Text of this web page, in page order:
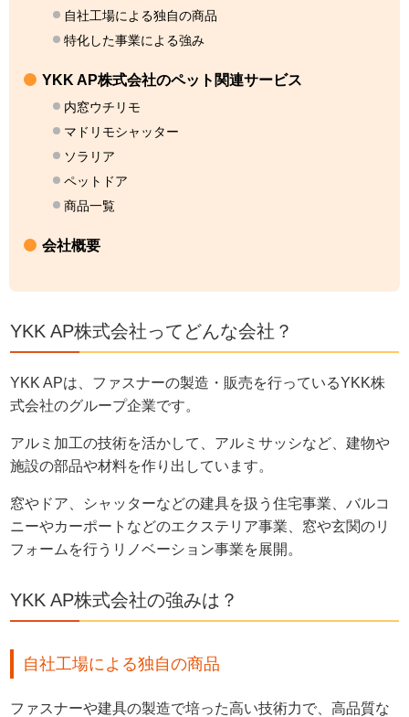
自社工場による独自の商品
特化した事業による強み
YKK AP株式会社のペット関連サービス
内窓ウチリモ
マドリモシャッター
ソラリア
ペットドア
商品一覧
会社概要
YKK AP株式会社ってどんな会社？
YKK APは、ファスナーの製造・販売を行っているYKK株
式会社のグループ企業です。
アルミ加工の技術を活かして、アルミサッシなど、建物や
施設の部品や材料を作り出しています。
窓やドア、シャッターなどの建具を扱う住宅事業、バルコ
ニーやカーポートなどのエクステリア事業、窓や玄関のリ
フォームを行うリノベーション事業を展開。
YKK AP株式会社の強みは？
自社工場による独自の商品
ファスナーや建具の製造で培った高い技術力で、高品質な